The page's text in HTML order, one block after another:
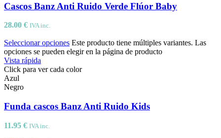
Cascos Banz Anti Ruido Verde Flúor Baby
28.00 € IVA inc.
Seleccionar opciones Este producto tiene múltiples variantes. Las
opciones se pueden elegir en la página de producto
Vista rápida
Azul
Negro
Funda cascos Banz Anti Ruido Kids
11.95 € IVA inc.